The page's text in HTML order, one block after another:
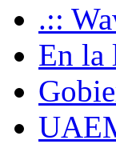
.::
En la